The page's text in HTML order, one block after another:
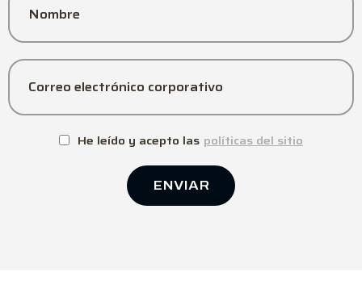
Nombre
Correo electrónico corporativo
He leído y acepto las políticas del sitio
ENVIAR